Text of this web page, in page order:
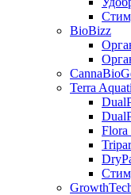
BioBizz
Terra
Flora